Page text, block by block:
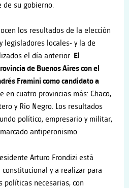
de su gobierno.
los resultados de la elección
legisladores locales- y la de
el día anterior. El
de Buenos Aires con el
Framini como candidato a
en cuatro provincias más: Chaco,
y Río Negro. Los resultados
político, empresario y militar,
antiperonismo.
Arturo Frondizi está
y a realizar para
políticas necesarias, con